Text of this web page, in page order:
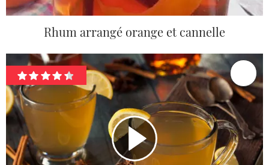
Rhum arrangé orange et cannelle